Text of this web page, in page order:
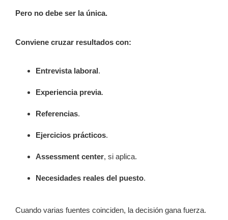
Pero no debe ser la única.
Conviene cruzar resultados con:
Entrevista laboral.
Experiencia previa.
Referencias.
Ejercicios prácticos.
Assessment center, si aplica.
Necesidades reales del puesto.
Cuando varias fuentes coinciden, la decisión gana fuerza.